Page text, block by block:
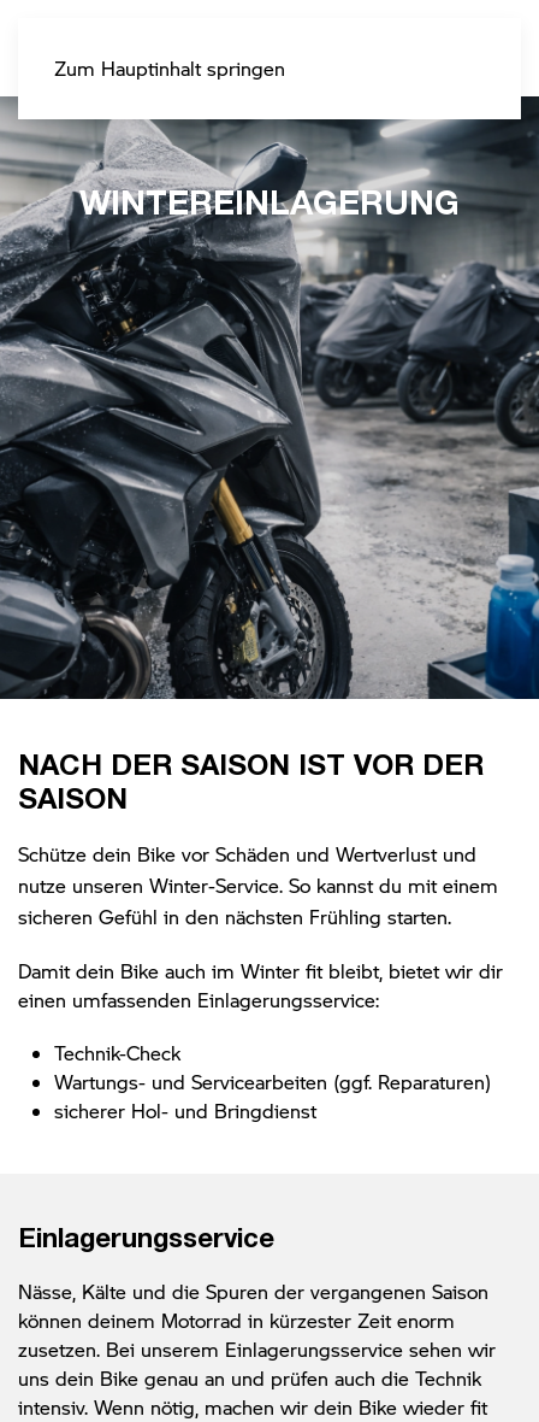
Zum Hauptinhalt springen
WINTEREINLAGERUNG
NACH DER SAISON IST VOR DER
SAISON
Schütze dein Bike vor Schäden und Wertverlust und
nutze unseren Winter-Service. So kannst du mit einem
sicheren Gefühl in den nächsten Frühling starten.
Damit dein Bike auch im Winter fit bleibt, bietet wir dir
einen umfassenden Einlagerungsservice:
Technik-Check
Wartungs- und Servicearbeiten (ggf. Reparaturen)
sicherer Hol- und Bringdienst
Einlagerungs­service
Nässe, Kälte und die Spuren der vergangenen Saison
können deinem Motorrad in kürzester Zeit enorm
zusetzen. Bei unserem Einlagerungsservice sehen wir
uns dein Bike genau an und prüfen auch die Technik
intensiv. Wenn nötig, machen wir dein Bike wieder fit